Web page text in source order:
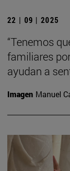
22 | 09 | 2025
“Tenemos
familiares
ayudan a
Imagen Manuel